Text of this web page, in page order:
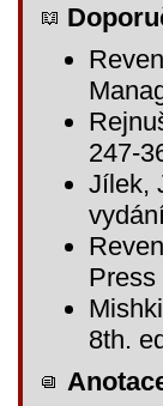
247-
Jílek,
Press
8th.